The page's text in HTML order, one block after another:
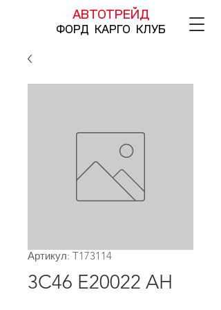
АВТОТРЕЙД
ФОРД КАРГО КЛУБ
Артикул: T173114
3C46 E20022 AH